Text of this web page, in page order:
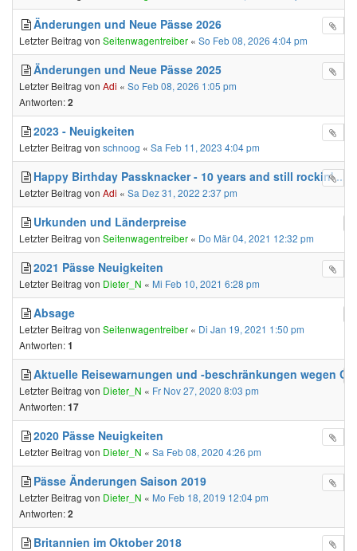
Änderungen und Neue Pässe 2026
Letzter Beitrag von Seitenwagentreiber « So Feb 08, 2026 4:04 pm
Änderungen und Neue Pässe 2025
Letzter Beitrag von Adi « So Feb 08, 2026 1:05 pm
Antworten:2
2023 - Neuigkeiten
Letzter Beitrag von schnoog « Sa Feb 11, 2023 4:04 pm
Happy Birthday Passknacker - 10 years and still rockin' ...
Letzter Beitrag von Adi « Sa Dez 31, 2022 2:37 pm
Urkunden und Länderpreise
Letzter Beitrag von Seitenwagentreiber « Do Mär 04, 2021 12:32 pm
2021 Pässe Neuigkeiten
Letzter Beitrag von Dieter_N « Mi Feb 10, 2021 6:28 pm
Absage
Letzter Beitrag von Seitenwagentreiber « Di Jan 19, 2021 1:50 pm
Antworten:1
Aktuelle Reisewarnungen und -beschränkungen wegen
Letzter Beitrag von Dieter_N « Fr Nov 27, 2020 8:03 pm
Antworten:17
2020 Pässe Neuigkeiten
Letzter Beitrag von Dieter_N « Sa Feb 08, 2020 4:26 pm
Pässe Änderungen Saison 2019
Letzter Beitrag von Dieter_N « Mo Feb 18, 2019 12:04 pm
Antworten:2
Britannien im Oktober 2018